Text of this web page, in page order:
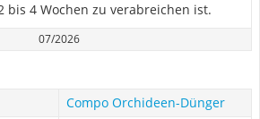
bis 4 Wochen zu verabreichen ist.
07/2026
Compo Orchideen-Dünger